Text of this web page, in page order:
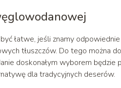
łatwe, jeśli znamy
tłuszczów. Do tego można
doskonałym wyborem będzie
dla tradycyjnych deserów.